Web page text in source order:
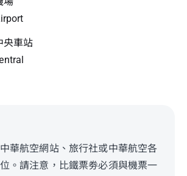
央車站
華航空網站、旅行社或中華航空各
。請注意，比鐵票劵必須與機票一